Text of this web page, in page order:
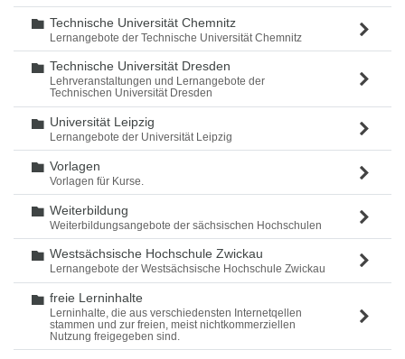
Ordner
Technische Universität Chemnitz
Lernangebote der Technische Universität Chemnitz
Ordner
Technische Universität Dresden
Lehrveranstaltungen und Lernangebote der
Technischen Universität Dresden
Ordner
Universität Leipzig
Lernangebote der Universität Leipzig
Ordner
Vorlagen
Vorlagen für Kurse.
Ordner
Weiterbildung
Weiterbildungsangebote der sächsischen Hochschulen
Ordner
Westsächsische Hochschule Zwickau
Lernangebote der Westsächsische Hochschule Zwickau
Ordner
freie Lerninhalte
Lerninhalte, die aus verschiedensten Internetqellen
stammen und zur freien, meist nichtkommerziellen
Nutzung freigegeben sind.